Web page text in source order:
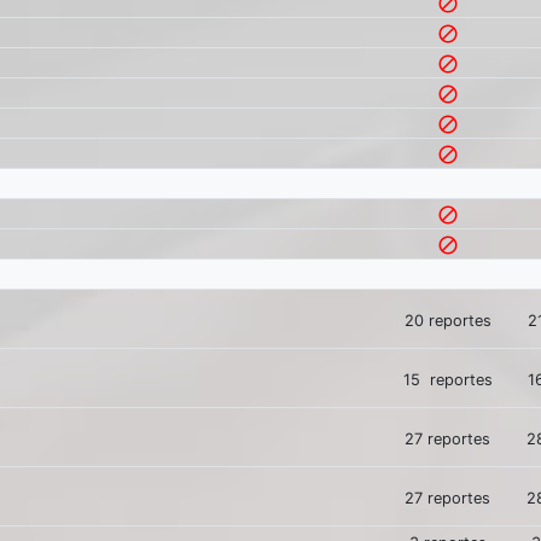
block
block
block
block
block
block
block
20 reportes
15 reportes
27 reportes
27 reportes